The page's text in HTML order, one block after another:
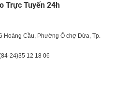
Trực Tuyến 24h
Hoàng Cầu, Phường Ô chợ Dừa, Tp.
24)35 12 18 06